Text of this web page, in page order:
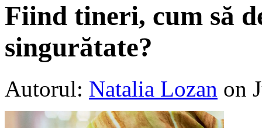
Fiind tineri, cum să
singurătate?
Autorul: Natalia Lozan on